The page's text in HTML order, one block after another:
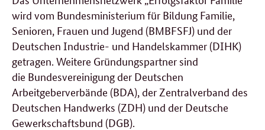
wird vom Bundesministerium für Bildung Familie,
Senioren, Frauen und Jugend (BMBFSFJ) und der
Deutschen Industrie- und Handelskammer (DIHK)
getragen. Weitere Gründungspartner sind
die Bundesvereinigung der Deutschen
Arbeitgeberverbände (BDA), der Zentralverband des
Deutschen Handwerks (ZDH) und der Deutsche
Gewerkschaftsbund (DGB)